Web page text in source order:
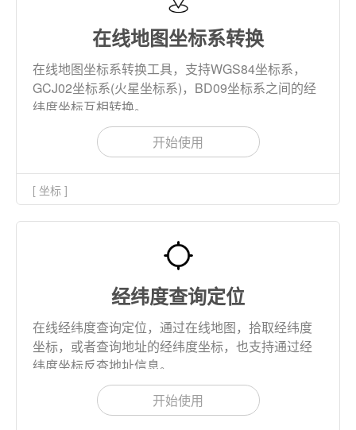
在线地图坐标系转换
在线地图坐标系转换工具，支持WGS84坐标系，
GCJ02坐标系(火星坐标系)，BD09坐标系之间的经
纬度坐标互相转换。
开始使用
[ 坐标 ]
经纬度查询定位
在线经纬度查询定位，通过在线地图，拾取经纬度
坐标，或者查询地址的经纬度坐标，也支持通过经
纬度坐标反查地址信息。
开始使用